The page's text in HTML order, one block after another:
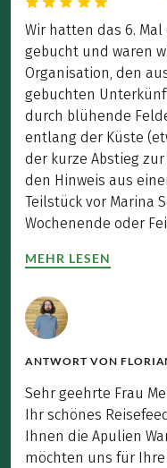
Wir hatten das 6.
gebucht und waren
Organisation, den
gebuchten
durch blühende
entlang der Küste
der kurze Abstieg
den Hinweis aus
Teilstück vor Marina
Wochenende oder
MEHR LESEN
ANTWORT VON
Sehr geehrte Frau
Ihr schönes
Ihnen die Apulien
möchten uns für Ihre